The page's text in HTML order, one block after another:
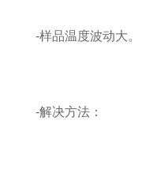
-样品温度波动大。
-解决方法：